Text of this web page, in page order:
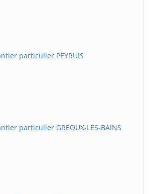
particulier PEYRUIS
particulier GREOUX-LES-BAINS